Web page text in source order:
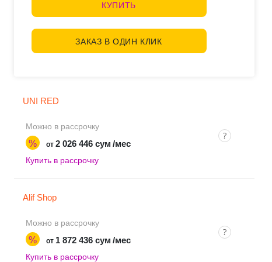
КУПИТЬ
ЗАКАЗ В ОДИН КЛИК
UNI RED
Можно в рассрочку
% от 2 026 446 сум /мес
Купить в рассрочку
Alif Shop
Можно в рассрочку
% от 1 872 436 сум /мес
Купить в рассрочку